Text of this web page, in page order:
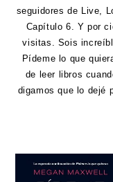
seguidores de Live,
Capítulo 6. Y por
visitas. Sois
Pídeme lo que
de leer libros
digamos que lo dejé